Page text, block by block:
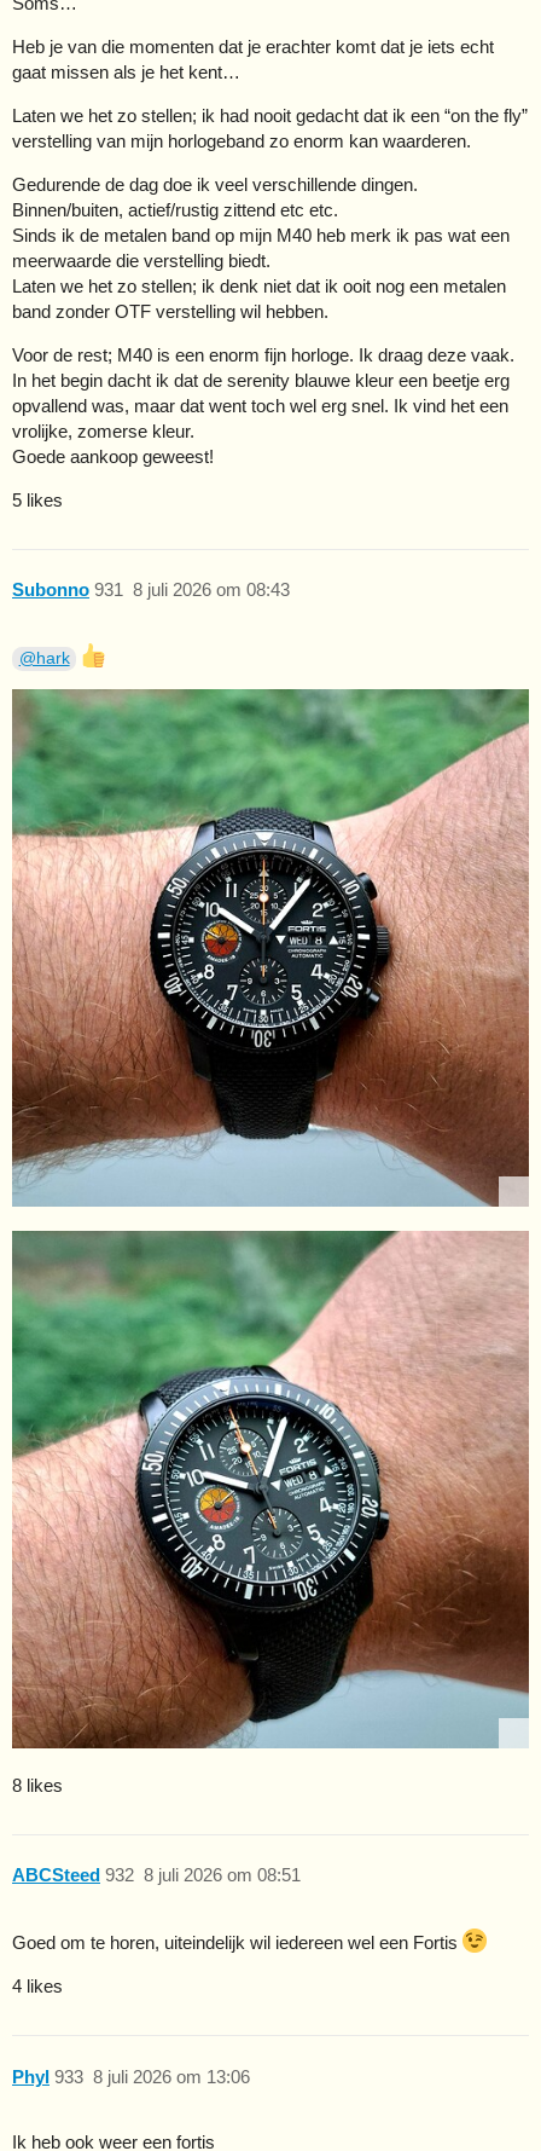
Heb je van die momenten dat je erachter komt dat je iets echt
gaat missen als je het kent…
Laten we het zo stellen; ik had nooit gedacht dat ik een “on the fly”
verstelling van mijn horlogeband zo enorm kan waarderen.
Gedurende de dag doe ik veel verschillende dingen.
Binnen/buiten, actief/rustig zittend etc etc.
Sinds ik de metalen band op mijn M40 heb merk ik pas wat een
meerwaarde die verstelling biedt.
Laten we het zo stellen; ik denk niet dat ik ooit nog een metalen
band zonder OTF verstelling wil hebben.
Voor de rest; M40 is een enorm fijn horloge. Ik draag deze vaak.
In het begin dacht ik dat de serenity blauwe kleur een beetje erg
opvallend was, maar dat went toch wel erg snel. Ik vind het een
vrolijke, zomerse kleur.
Goede aankoop geweest!
5 likes
Subonno 8 juli 2026 om 08:43
931
@hark
8 likes
ABCSteed 8 juli 2026 om 08:51
932
Goed om te horen, uiteindelijk wil iedereen wel een Fortis
4 likes
Phyl 8 juli 2026 om 13:06
933
Ik heb ook weer een fortis